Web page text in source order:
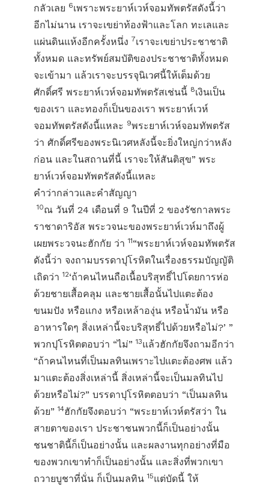
กลัวเลย 6เพราะพระยาห์เวห์จอมทัพตรัสดังนี้ว่า
อีกไม่นาน เราจะเขย่าท้องฟ้าและโลก ทะเลและ
แผ่นดินแห้งอีกครั้งหนึ่ง 7เราจะเขย่าประชาชาติ
ทั้งหมด และทรัพย์สมบัติของประชาชาติทั้งหมด
จะเข้ามา แล้วเราจะบรรจุนิเวศนี้ให้เต็มด้วย
ศักดิ์ศรี พระยาห์เวห์จอมทัพตรัสเช่นนี้ 8เงินเป็น
ของเรา และทองก็เป็นของเรา พระยาห์เวห์
จอมทัพตรัสดังนี้แหละ 9พระยาห์เวห์จอมทัพตรัส
ว่า ศักดิ์ศรีของพระนิเวศหลังนี้จะยิ่งใหญ่กว่าหลัง
ก่อน และในสถานที่นี้ เราจะให้สันติสุข” พระ
ยาห์เวห์จอมทัพตรัสดังนี้แหละ
คำว่ากล่าวและคำสัญญา
10ณ วันที่ 24 เดือนที่ 9 ในปีที่ 2 ของรัชกาลพระ
ราชาดาริอัส พระวจนะของพระยาห์เวห์มาถึงผู้
เผยพระวจนะฮักกัย ว่า11“พระยาห์เวห์จอมทัพตรัส
ดังนี้ว่า จงถามบรรดาปุโรหิตในเรื่องธรรมบัญญัติ
เถิดว่า12‘ถ้าคนไหนถือเนื้อบริสุทธิ์ไปโดยการห่อ
ด้วยชายเสื้อคลุม และชายเสื้อนั้นไปแตะต้อง
ขนมปัง หรือแกง หรือเหล้าองุ่น หรือน้ำมัน หรือ
อาหารใดๆ สิ่งเหล่านี้จะบริสุทธิ์ไปด้วยหรือไม่?’ ”
พวกปุโรหิตตอบว่า “ไม่”13แล้วฮักกัยจึงถามอีกว่า
“ถ้าคนไหนที่เป็นมลทินเพราะไปแตะต้องศพ แล้ว
มาแตะต้องสิ่งเหล่านี้ สิ่งเหล่านี้จะเป็นมลทินไป
ด้วยหรือไม่?” บรรดาปุโรหิตตอบว่า “เป็นมลทิน
ด้วย”14ฮักกัยจึงตอบว่า “พระยาห์เวห์ตรัสว่า ใน
สายตาของเรา ประชาชนพวกนี้ก็เป็นอย่างนั้น
ชนชาตินี้ก็เป็นอย่างนั้น และผลงานทุกอย่างที่มือ
ของพวกเขาทำก็เป็นอย่างนั้น และสิ่งที่พวกเขา
ถวายบูชาที่นั่น ก็เป็นมลทิน15แต่บัดนี้ ให้